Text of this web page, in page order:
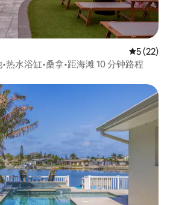
平均评分
5 (22)
热水浴缸•桑拿•距海滩 10 分钟路程